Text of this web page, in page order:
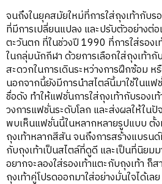
จนถึงในยุคสมัยใหม่ที่การใส่ถุงเท้ากับร
ที่มีการเปลี่ยนแปลง และปรับตัวอย่างต่อ
ตะวันตก ที่ในช่วงปี 1990 ที่การใส่รอง
ในกลุ่มนักกีฬา ด้วยการเลือกใส่ถุงเท้ากั
สะดวกในการเดินระหว่างการฝึกซ้อม ห
นอกจากนี้ยังมีการนำสไตล์นี้มาใช้ในแ
ชื่อดัง ทำให้แฟชั่นการใส่ถุงเท้ากับรองเ
วงการแฟชั่นระดับโลก และส่งผลให้ใน
พบเห็นแฟชั่นนี้ในหลากหลายรูปแบบ ตั้ง
ถุงเท้าหลากสีสัน จนถึงการสร้างแบรนด์
กับถุงเท้าเป็นสไตล์ที่ดูดี และเป็นที่นิยม
อยากจะลองใส่รองเท้าแตะกับถุงเท้า ก็
ถุงเท้าคู่โปรดออกมาใส่อย่างมั่นใจได้เลย